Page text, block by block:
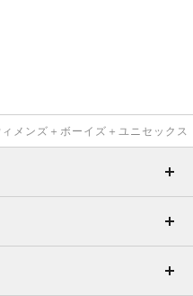
ィメンズ＋ボーイズ＋ユニセックス